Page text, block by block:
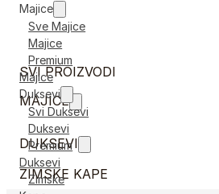
Majice
Sve Majice
Majice
Premium
Majice
Duksevi
Svi Duksevi
Duksevi
Premium
Duksevi
Zimske
SVI PROIZVODI
MAJICE
DUKSEVI
ZIMSKE KAPE